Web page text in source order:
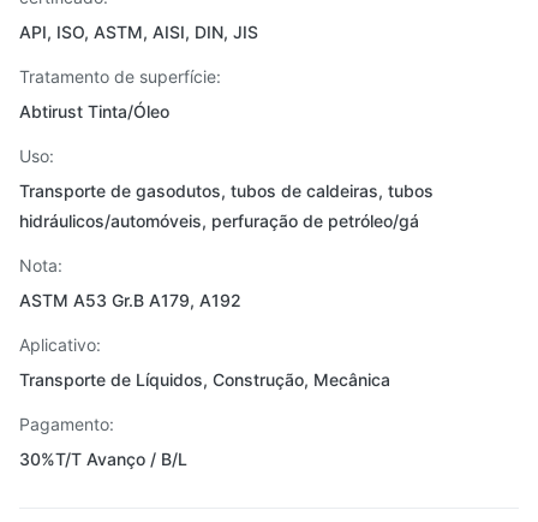
API, ISO, ASTM, AISI, DIN, JIS
Tratamento de superfície:
Abtirust Tinta/Óleo
Uso:
Transporte de gasodutos, tubos de caldeiras, tubos
hidráulicos/automóveis, perfuração de petróleo/gá
Nota:
ASTM A53 Gr.B A179, A192
Aplicativo:
Transporte de Líquidos, Construção, Mecânica
Pagamento:
30%T/T Avanço / B/L